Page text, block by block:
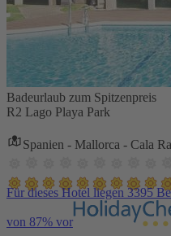
Badeurlaub zum Spitzenpreis
R2 Lago Playa Park
Spanien - Mallorca - Cala
Für dieses Hotel liegen 3395
von 87% vor